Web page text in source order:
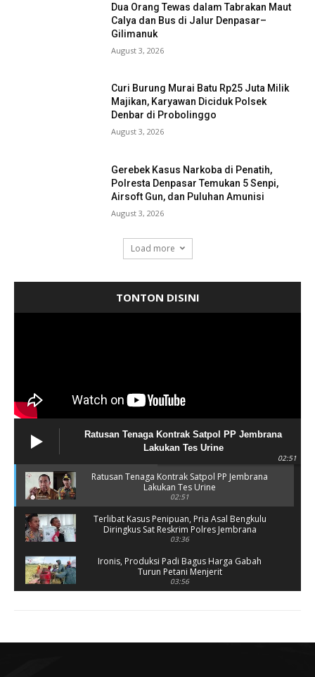
Dua Orang Tewas dalam Tabrakan Maut
Calya dan Bus di Jalur Denpasar–
Gilimanuk
August 3, 2026
Curi Burung Murai Batu Rp25 Juta Milik
Majikan, Karyawan Diciduk Polsek
Denbar di Probolinggo
August 3, 2026
Gerebek Kasus Narkoba di Penatih,
Polresta Denpasar Temukan 5 Senpi,
Airsoft Gun, dan Puluhan Amunisi
August 3, 2026
Load more
TONTON DISINI
Ratusan Tenaga Kontrak Satpol PP Jembrana
Lakukan Tes Urine
02:51
Ratusan Tenaga Kontrak Satpol PP Jembrana
Lakukan Tes Urine
02:51
Terlibat Kasus Penipuan, Pria Asal Bengkulu
Diringkus Sat Reskrim Polres Jembrana
03:36
Ironis, Produksi Padi Bagus Harga Gabah
Turun Petani Menjerit
03:56
Polres Jembrana Bekuk Pelaku Pencurian